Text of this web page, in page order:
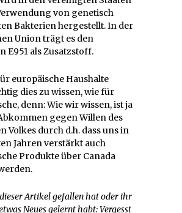
von genetisch
Bakterien hergestellt. In der
Union trägt es den
E951 als Zusatzstoff.
europäische Haushalte
dies zu wissen, wie für
denn: Wie wir wissen, ist ja
gegen Willen des
Volkes durch d.h. dass uns in
Jahren verstärkt auch
Produkte über Canada
dieser Artikel gefallen hat oder ihr
Neues gelernt habt: Vergesst